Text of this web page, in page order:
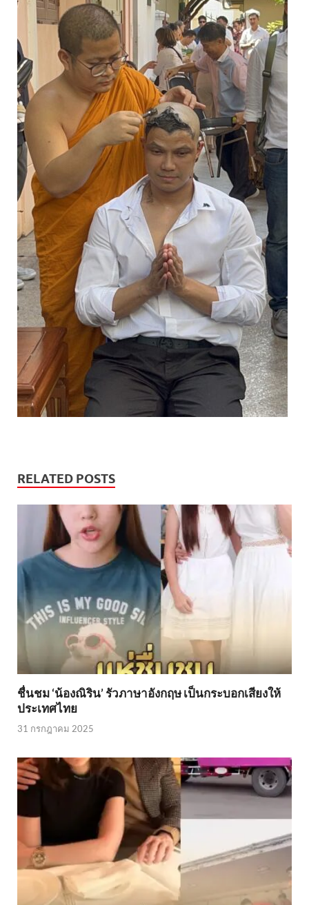
RELATED POSTS
ชื่นชม ‘น้องณิริน’ รัวภาษาอังกฤษ เป็นกระบอกเสียงให้
ประเทศไทย
31 กรกฎาคม 2025